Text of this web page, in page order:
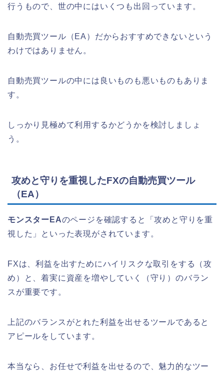
行うもので、世の中にはいくつも出回っています。
自動売買ツール（EA）だからおすすめできないという
わけではありません。
自動売買ツールの中には良いものも悪いものもありま
す。
しっかり見極めて利用するかどうかを検討しましょ
う。
攻めと守りを重視したFXの自動売買ツール
（EA）
モンスターEAのページを確認すると「攻めと守りを重
視した」といった表現がされています。
FXは、利益を出すためにハイリスクな取引をする（攻
め）と、着実に資産を増やしていく（守り）のバラン
スが重要です。
上記のバランスがとれた利益を出せるツールであると
アピールをしています。
本当なら、お任せで利益を出せるので、魅力的なツー